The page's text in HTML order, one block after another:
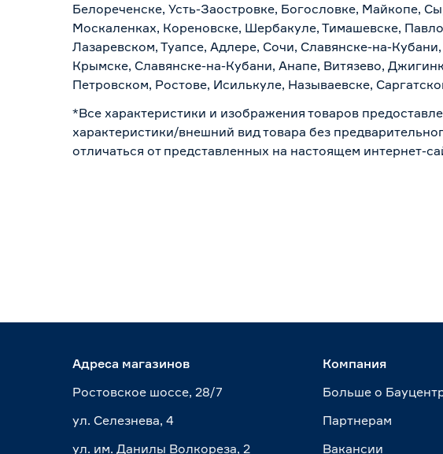
Белореченске, Усть-Заостровке, Богословке, Майкопе,
Москаленках, Кореновске, Шербакуле, Тимашевске,
Лазаревском, Туапсе, Адлере, Сочи, Славянске-на-
Крымске, Славянске-на-Кубани, Анапе, Витязево,
Петровском, Ростове, Исилькуле, Называевске,
*Все характеристики и изображения товаров
характеристики/внешний вид товара без
отличаться от представленных на настоящем интернет-
Адреса магазинов
Ростовское шоссе, 28/7
ул. Селезнева, 4
ул. им. Данилы Волкореза, 2
Компания
Больше о
Партнерам
Вакансии